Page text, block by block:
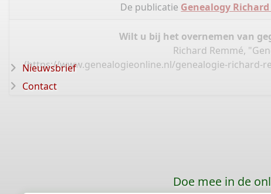
De publicatie Genealogy
Wilt u bij het overnemen van
Richard Remmé,
(https://www.genealogieonline.nl/genealogie-richard-
Nieuwsbrief
Contact
Doe mee in de